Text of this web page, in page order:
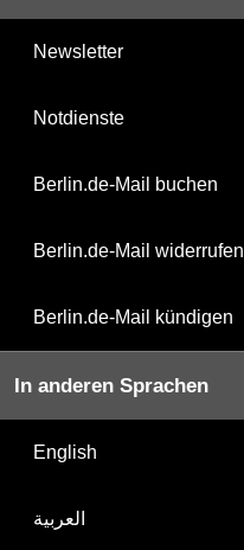
Newsletter
Notdienste
Berlin.de-Mail buchen
Berlin.de-Mail widerrufen
Berlin.de-Mail kündigen
In anderen Sprachen
English
العربية